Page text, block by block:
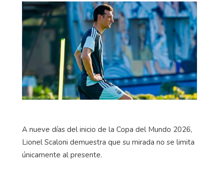
A nueve días del inicio de la Copa del Mundo 2026,
Lionel Scaloni demuestra que su mirada no se limita
únicamente al presente.